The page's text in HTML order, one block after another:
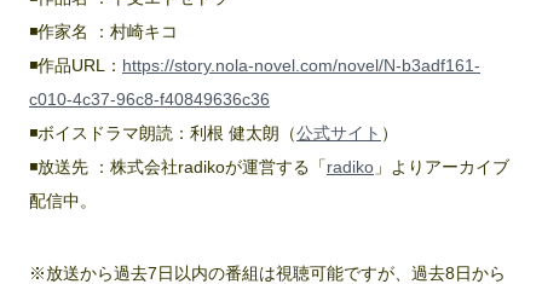
◾️作家名 ：村崎キコ
◾️作品URL： https://story.nola-novel.com/novel/N-b3adf161-
c010-4c37-96c8-f40849636c36
◾️ボイスドラマ朗読：利根 健太朗（公式サイト ）
◾️放送先 ：株式会社radikoが運営する「radiko 」よりアーカイブ
配信中。
※放送から過去7日以内の番組は視聴可能ですが、過去8日から